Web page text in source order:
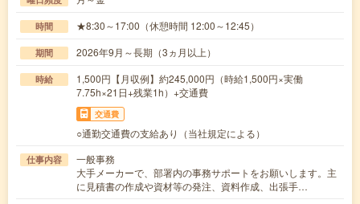
時間 ★8:30～17:00（休憩時間 12:00～12:45）
期間 2026年9月～長期（3ヵ月以上）
時給
1,500円【月収例】約245,000円（時給1,500円×実働
7.75h×21日+残業1h）+交通費
交通費
○通勤交通費の支給あり（当社規定による）
仕事内容
一般事務
大手メーカーで、部署内の事務サポートをお願いします。主
に見積書の作成や資材等の発注、資料作成、出張手…